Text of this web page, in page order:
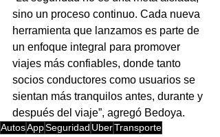
sino un proceso continuo. Cada nueva
herramienta que lanzamos es parte de
un enfoque integral para promover
viajes más confiables, donde tanto
socios conductores como usuarios se
sientan más tranquilos antes, durante y
después del viaje”, agregó Bedoya.
AutosAppSeguridad UberTransporte